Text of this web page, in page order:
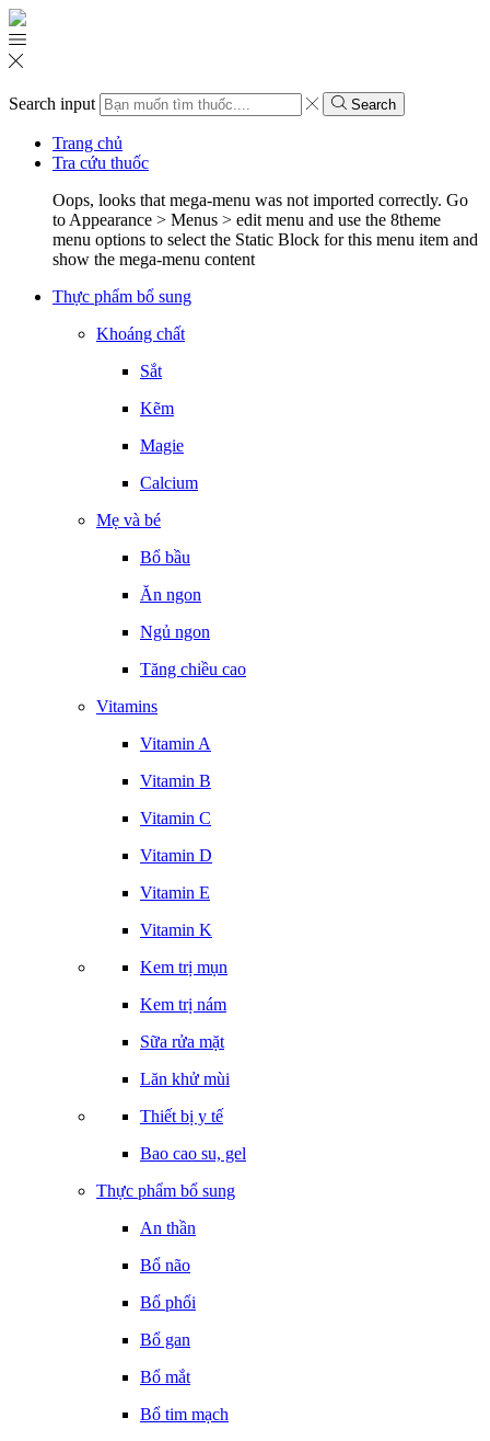
Search input Search
Trang chủ
Tra cứu thuốc
Oops, looks that mega-menu was not imported correctly. Go
to Appearance > Menus > edit menu and use the 8theme
menu options to select the Static Block for this menu item and
show the mega-menu content
Thực phẩm bổ sung
Khoáng chất
Sắt
Kẽm
Magie
Calcium
Mẹ và bé
Bổ bầu
Ăn ngon
Ngủ ngon
Tăng chiều cao
Vitamins
Vitamin A
Vitamin B
Vitamin C
Vitamin D
Vitamin E
Vitamin K
Kem trị mụn
Kem trị nám
Sữa rửa mặt
Lăn khử mùi
Thiết bị y tế
Bao cao su, gel
Thực phẩm bổ sung
An thần
Bổ não
Bổ phổi
Bổ gan
Bổ mắt
Bổ tim mạch